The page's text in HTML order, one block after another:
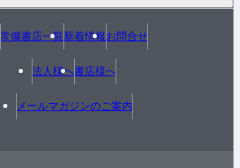
常備書店一覧新着情報お問合せ
法人様へ書店様へ
メールマガジンのご案内